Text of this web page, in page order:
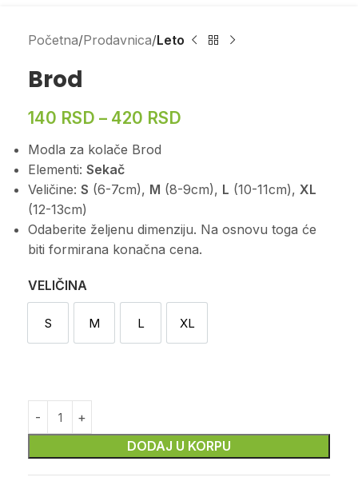
Početna Prodavnica Leto
Brod
140 RSD – 420 RSD
Modla za kolače Brod
Elementi: Sekač
Veličine: S (6-7cm), M (8-9cm), L (10-11cm), XL
(12-13cm)
Odaberite željenu dimenziju. Na osnovu toga će
biti formirana konačna cena.
VELIČINA
S
S M
M L
L XL
XL
DODAJ U KORPU